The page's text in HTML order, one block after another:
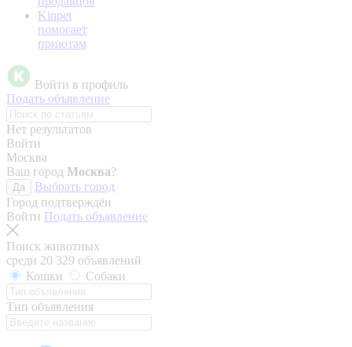
Kinpet
помогает
приютам
Войти в профиль
Подать объявление
Нет результатов
Войти
Москва
Ваш город Москва?
Да
Выбрать город
Город подтверждён
Войти Подать объявление
Поиск животных
среди 20 329 объявлений
Кошки
Собаки
Тип объявления